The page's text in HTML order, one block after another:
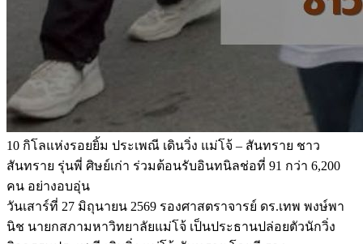
10 กิโลแห่งรอยยิ้ม ประเพณี เดินวิ่ง แม่โจ้ – สันทราย ชาว
สันทราย รุ่นพี่ ศิษย์เก่า ร่วมต้อนรับอินทนิลช่อที่ 91 กว่า 6,200
คน อย่างอบอุ่น
วันเสาร์ที่ 27 มิถุนายน 2569 รองศาสตราจารย์ ดร.เทพ พงษ์พา
นิช นายกสภามหาวิทยาลัยแม่โจ้ เป็นประธานปล่อยตัวนักวิ่ง